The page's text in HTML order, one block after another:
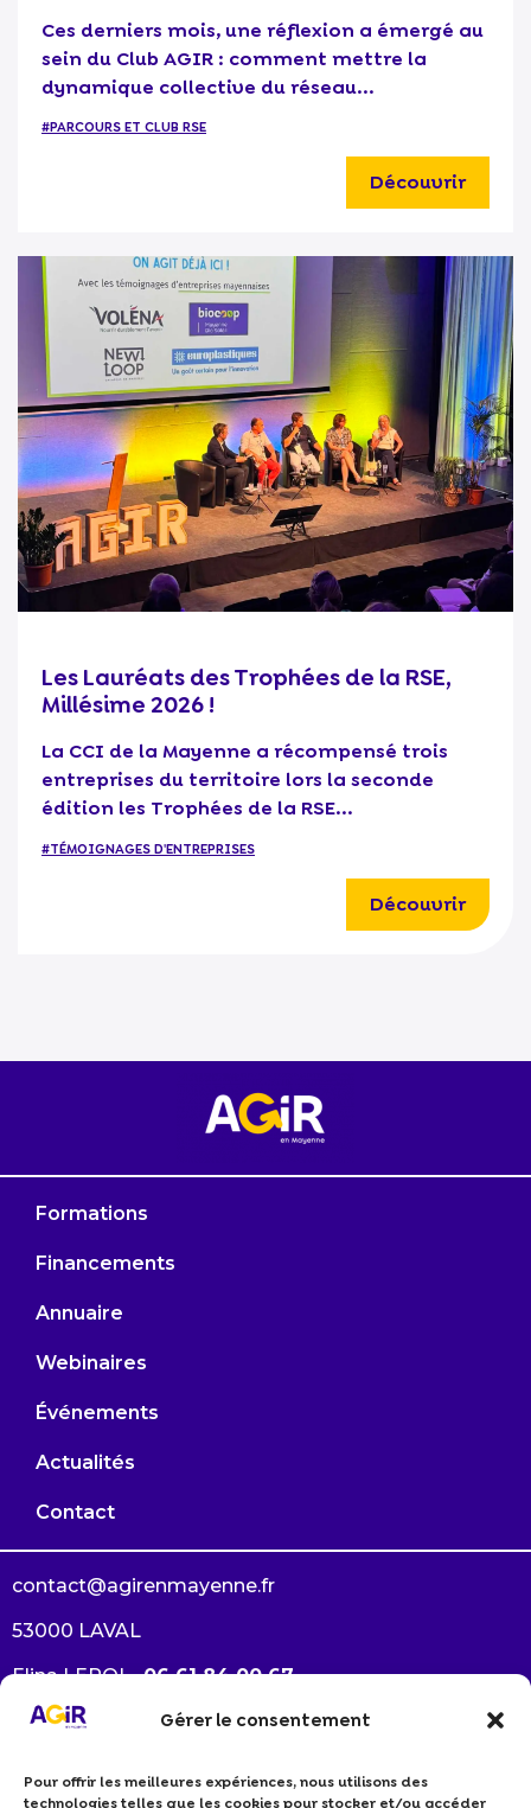
Gérer le consentement
Pour offrir les meilleures expériences, nous utilisons des
technologies telles que les cookies pour stocker et/ou accéder
Ces derniers mois, une réflexion a émergé au
sein du Club AGIR : comment mettre la
dynamique collective du réseau...
#PARCOURS ET CLUB RSE
Découvrir
Les Lauréats des Trophées de la RSE,
Millésime 2026 !
La CCI de la Mayenne a récompensé trois
entreprises du territoire lors la seconde
édition les Trophées de la RSE...
#TÉMOIGNAGES D'ENTREPRISES
Découvrir
Formations
Financements
Annuaire
Webinaires
Événements
Actualités
Contact
contact@agirenmayenne.fr
53000 LAVAL
Elina LEROI –06 61 84 00 67
Arlène GAUTRÉ –06 38 33 64 94
Je souhaite devenir membre